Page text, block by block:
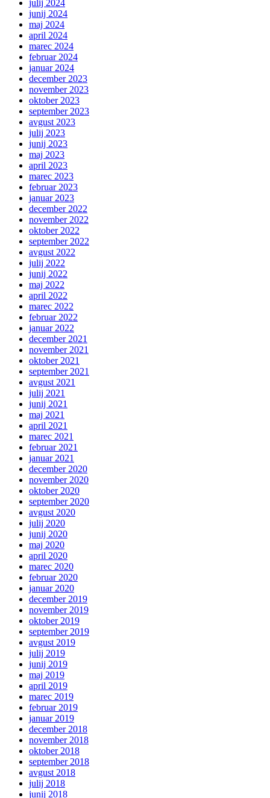
julij 2024
junij 2024
maj 2024
april 2024
marec 2024
februar 2024
januar 2024
december 2023
november 2023
oktober 2023
september 2023
avgust 2023
julij 2023
junij 2023
maj 2023
april 2023
marec 2023
februar 2023
januar 2023
december 2022
november 2022
oktober 2022
september 2022
avgust 2022
julij 2022
junij 2022
maj 2022
april 2022
marec 2022
februar 2022
januar 2022
december 2021
november 2021
oktober 2021
september 2021
avgust 2021
julij 2021
junij 2021
maj 2021
april 2021
marec 2021
februar 2021
januar 2021
december 2020
november 2020
oktober 2020
september 2020
avgust 2020
julij 2020
junij 2020
maj 2020
april 2020
marec 2020
februar 2020
januar 2020
december 2019
november 2019
oktober 2019
september 2019
avgust 2019
julij 2019
junij 2019
maj 2019
april 2019
marec 2019
februar 2019
januar 2019
december 2018
november 2018
oktober 2018
september 2018
avgust 2018
julij 2018
junij 2018